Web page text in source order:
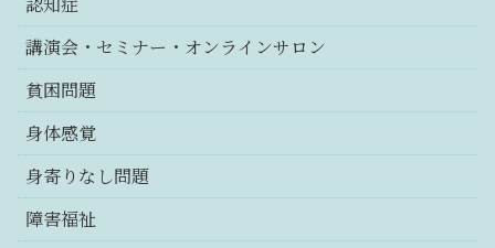
講演会・セミナー・オンラインサロン
貧困問題
身体感覚
身寄りなし問題
障害福祉